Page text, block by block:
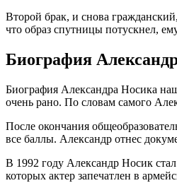
Второй брак, и снова
что образ спутницы потускнел,
Биография
Биография Александра Носика
очень рано. По словам самого
После окончания
все баллы. Александр отнес
В 1992 году Александр Носик
которых актер запечатлен в